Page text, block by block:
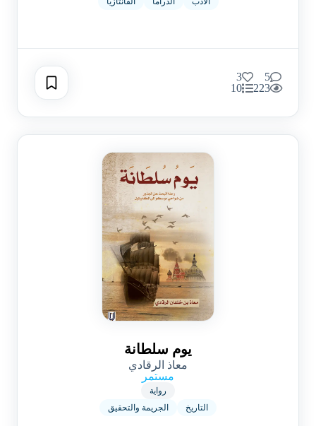
5
3
223
10
يوم سلطانة
معاذ الرقادي
مستمر
رواية
التاريخ
الجريمة والتحقيق